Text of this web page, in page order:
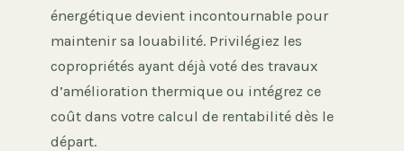
énergétique devient incontournable pour
maintenir sa louabilité. Privilégiez les
copropriétés ayant déjà voté des travaux
d’amélioration thermique ou intégrez ce
coût dans votre calcul de rentabilité dès le
départ.